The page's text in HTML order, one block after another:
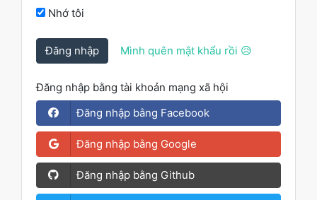
Nhớ tôi
Đăng nhập Mình quên mật khẩu rồi 😥
Đăng nhập bằng tài khoản mạng xã hội
Đăng nhập bằng Facebook
Đăng nhập bằng Google
Đăng nhập bằng Github